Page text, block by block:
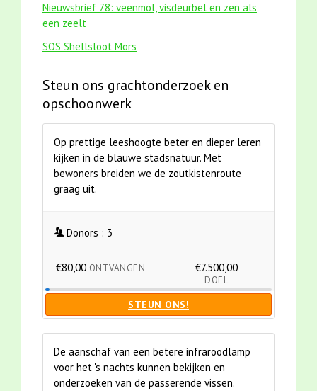
Nieuwsbrief 78: veenmol, visdeurbel en zen als
een zeelt
SOS Shellsloot Mors
Steun ons grachtonderzoek en
opschoonwerk
Op prettige leeshoogte beter en dieper leren
kijken in de blauwe stadsnatuur. Met
bewoners breiden we de zoutkistenroute
graag uit.
Donors : 3
€80,00 ONTVANGEN €7.500,00
DOEL
STEUN ONS!
De aanschaf van een betere infraroodlamp
voor het 's nachts kunnen bekijken en
onderzoeken van de passerende vissen.